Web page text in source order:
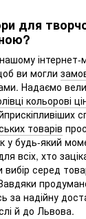
для
інтернет-
ви могли
Надаємо
кольорові
товарів
у будь-який
всіх, хто
вибір серед
за надійну
й до Львова.